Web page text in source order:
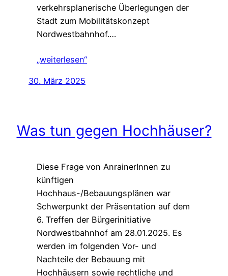
verkehrsplanerische Überlegungen der
Stadt zum Mobilitätskonzept
Nordwestbahnhof.…
„weiterlesen“
30. März 2025
Was tun gegen Hochhäuser?
Diese Frage von AnrainerInnen zu
künftigen
Hochhaus-/Bebauungsplänen war
Schwerpunkt der Präsentation auf dem
6. Treffen der Bürgerinitiative
Nordwestbahnhof am 28.01.2025. Es
werden im folgenden Vor- und
Nachteile der Bebauung mit
Hochhäusern sowie rechtliche und